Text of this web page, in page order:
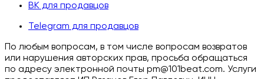
ВК для продавцов
Telegram для продавцов
По любым вопросам, в том числе вопросам возвратов
или нарушения авторских прав, просьба обращаться
по адресу электронной почты pm@101beat.com. Услуги